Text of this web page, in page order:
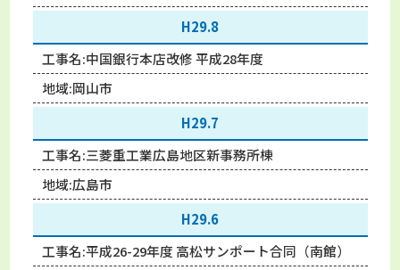
H29.8
工事名:中国銀行本店改修 平成28年度
地域:岡山市
H29.7
工事名:三菱重工業広島地区新事務所棟
地域:広島市
H29.6
工事名:平成26-29年度 高松サンポート合同（南館）